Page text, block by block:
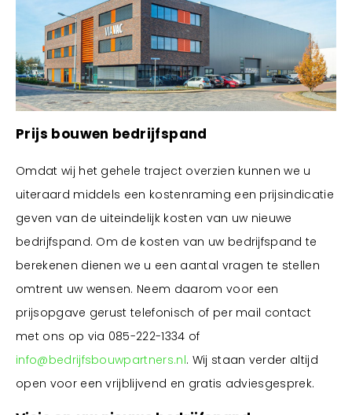
Prijs bouwen bedrijfspand
Omdat wij het gehele traject overzien kunnen we u
uiteraard middels een kostenraming een prijsindicatie
geven van de uiteindelijk kosten van uw nieuwe
bedrijfspand. Om de kosten van uw bedrijfspand te
berekenen dienen we u een aantal vragen te stellen
omtrent uw wensen. Neem daarom voor een
prijsopgave gerust telefonisch of per mail contact
met ons op via 085-222-1334 of
info@bedrijfsbouwpartners.nl. Wij staan verder altijd
open voor een vrijblijvend en gratis adviesgesprek.